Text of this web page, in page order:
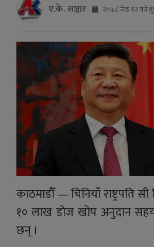
ए.के. सञ्चार २०७८ जेठ १२ गते
काठमाडौँ — चिनियाँ राष्ट्रपति
१० लाख डोज खोप अनुदान
छन् ।